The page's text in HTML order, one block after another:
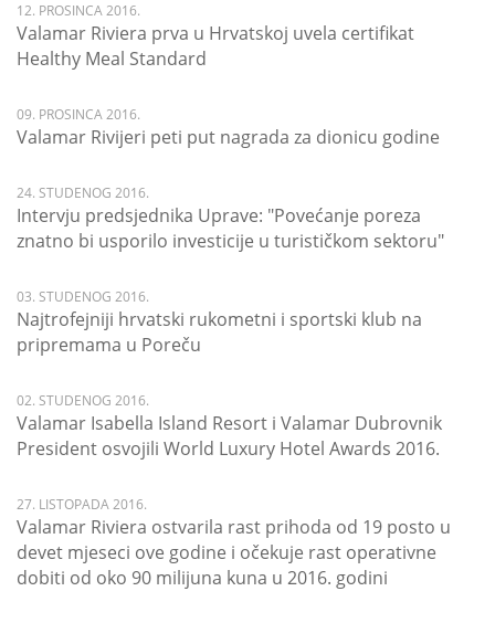
12. PROSINCA 2016.
Valamar Riviera prva u Hrvatskoj uvela certifikat
Healthy Meal Standard
09. PROSINCA 2016.
Valamar Rivijeri peti put nagrada za dionicu godine
24. STUDENOG 2016.
Intervju predsjednika Uprave: "Povećanje poreza
znatno bi usporilo investicije u turističkom sektoru"
03. STUDENOG 2016.
Najtrofejniji hrvatski rukometni i sportski klub na
pripremama u Poreču
02. STUDENOG 2016.
Valamar Isabella Island Resort i Valamar Dubrovnik
President osvojili World Luxury Hotel Awards 2016.
27. LISTOPADA 2016.
Valamar Riviera ostvarila rast prihoda od 19 posto u
devet mjeseci ove godine i očekuje rast operativne
dobiti od oko 90 milijuna kuna u 2016. godini